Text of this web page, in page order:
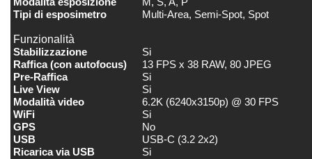
Tipi di esposimetro
Multi-Area, Semi-Spot, Spot
Funzionalità
Stabilizzazione
Si
Raffica (con autofocus)
13 FPS x 38 RAW, 80 JPEG
Pre-Raffica
Si
Live View
Si
Modalità video
6.2K (6240x3150p) @ 30 FPS
WiFi
Si
GPS
No
USB
USB-C (3.2 2x2)
Ricarica via USB
Si